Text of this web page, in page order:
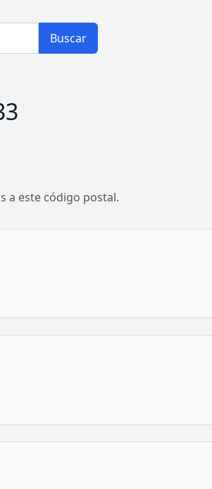
Buscar
a este código postal.